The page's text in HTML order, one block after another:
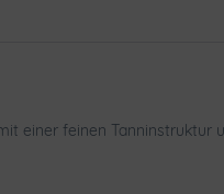
einer feinen Tanninstruktur